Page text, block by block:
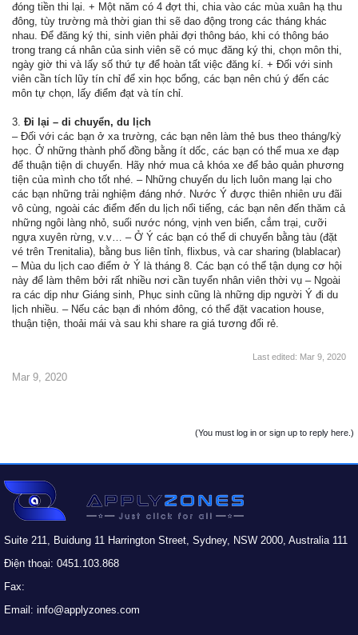
đóng tiền thi lại. + Một năm có 4 đợt thi, chia vào các mùa xuân hạ thu
đông, tùy trường mà thời gian thi sẽ dao động trong các tháng khác
nhau. Để đăng ký thi, sinh viên phải đợi thông báo, khi có thông báo
trong trang cá nhân của sinh viên sẽ có mục đăng ký thi, chọn môn thi,
ngày giờ thi và lấy số thứ tự để hoàn tất việc đăng kí. + Đối với sinh
viên cần tích lũy tín chỉ để xin học bổng, các bạn nên chú ý đến các
môn tự chọn, lấy điểm đạt và tín chỉ.
3. Đi lại – di chuyển, du lịch
– Đối với các bạn ở xa trường, các bạn nên làm thẻ bus theo tháng/kỳ
học. Ở những thành phố đồng bằng ít dốc, các bạn có thể mua xe đạp
để thuận tiện di chuyển. Hãy nhớ mua cả khóa xe để bảo quản phương
tiện của mình cho tốt nhé. – Những chuyến du lịch luôn mang lại cho
các bạn những trải nghiệm đáng nhớ. Nước Ý được thiên nhiên ưu đãi
vô cùng, ngoài các điểm đến du lịch nổi tiếng, các bạn nên đến thăm cả
những ngôi làng nhỏ, suối nước nóng, vịnh ven biển, cắm trại, cưỡi
ngựa xuyên rừng, v.v… – Ở Ý các bạn có thể di chuyển bằng tàu (đặt
vé trên Trenitalia), bằng bus liên tỉnh, flixbus, và car sharing (blablacar)
– Mùa du lịch cao điểm ở Ý là tháng 8. Các bạn có thể tận dụng cơ hội
này để làm thêm bởi rất nhiều nơi cần tuyển nhân viên thời vụ – Ngoài
ra các dịp như Giáng sinh, Phục sinh cũng là những dịp người Ý đi du
lịch nhiều. – Nếu các bạn đi nhóm đông, có thể đặt vacation house,
thuận tiện, thoải mái và sau khi share ra giá tương đối rẻ.
Last edited: Mar 9, 2020
Mar 9, 2020
(You must log in or sign up to reply here.)
Suite 211, Buidung 11 Harrington Street, Sydney, NSW 2000, Australia 111
Điện thoại: 0451.103.868
Fax:
Email: info@applyzones.com